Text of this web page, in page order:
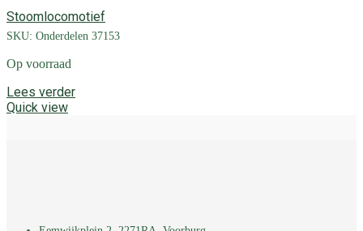
Stoomlocomotief
SKU: Onderdelen 37153
Op voorraad
Lees verder
Quick view